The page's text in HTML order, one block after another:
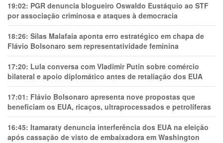
19:02: PGR denuncia blogueiro Oswaldo Eustáquio ao STF
por associação criminosa e ataques à democracia
18:26: Silas Malafaia aponta erro estratégico em chapa de
Flávio Bolsonaro sem representatividade feminina
17:20: Lula conversa com Vladimir Putin sobre comércio
bilateral e apoio diplomático antes de retaliação dos EUA
17:01: Flávio Bolsonaro apresenta nove propostas que
beneficiam os EUA, ricaços, ultraprocessados e petrolíferas
16:45: Itamaraty denuncia interferência dos EUA na eleição
após cassação de visto de embaixadora em Washington